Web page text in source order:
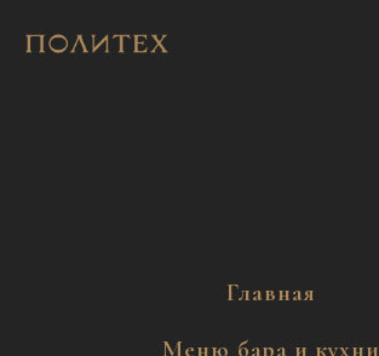
Главная
Меню бара и кухни